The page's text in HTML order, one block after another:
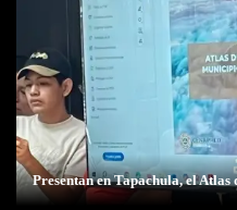
Presentan en Tapachula, el Atlas